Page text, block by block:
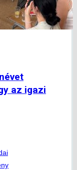
az igazi